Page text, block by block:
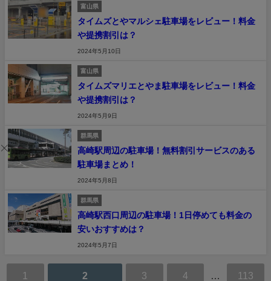
富山県
タイムズとやマルシェ駐車場をレビュー！料金
や提携割引は？
2024年5月10日
富山県
タイムズマリエとやま駐車場をレビュー！料金
や提携割引は？
2024年5月9日
群馬県
高崎駅周辺の駐車場！無料割引サービスのある
駐車場まとめ！
2024年5月8日
群馬県
高崎駅西口周辺の駐車場！1日停めても料金の
安いおすすめは？
2024年5月7日
1 2 3 4 113